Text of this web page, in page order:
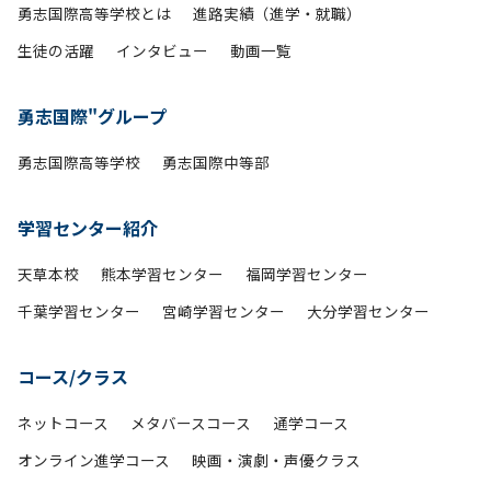
勇志国際高等学校とは
進路実績（進学・就職）
生徒の活躍
インタビュー 動画一覧
勇志国際"グループ
勇志国際高等学校 勇志国際中等部
学習センター紹介
天草本校 熊本学習センター
福岡学習センター
千葉学習センター
宮崎学習センター 大分学習センター
コース/クラス
ネットコース メタバースコース
通学コース
オンライン進学コース
映画・演劇・声優クラス